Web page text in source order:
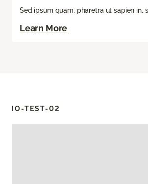
Sed ipsum quam, pharetra ut sapien in,
Learn More
IO-TEST-02